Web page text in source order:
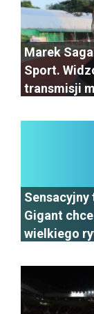
Marek
Sport.
transmisji
Sensacyjny
Gigant
wielkiego